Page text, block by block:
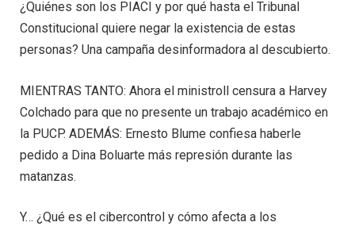
¿Quiénes son los PIACI y por qué hasta el Tribunal
Constitucional quiere negar la existencia de estas
personas? Una campaña desinformadora al descubierto.
MIENTRAS TANTO: Ahora el ministroll censura a Harvey
Colchado para que no presente un trabajo académico en
la PUCP. ADEMÁS: Ernesto Blume confiesa haberle
pedido a Dina Boluarte más represión durante las
matanzas.
Y… ¿Qué es el cibercontrol y cómo afecta a los